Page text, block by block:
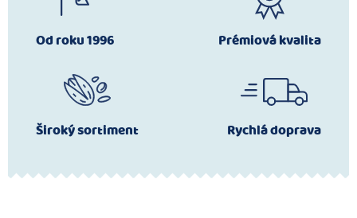
Od roku 1996 Prémiová kvalita
Široký sortiment Rychlá doprava